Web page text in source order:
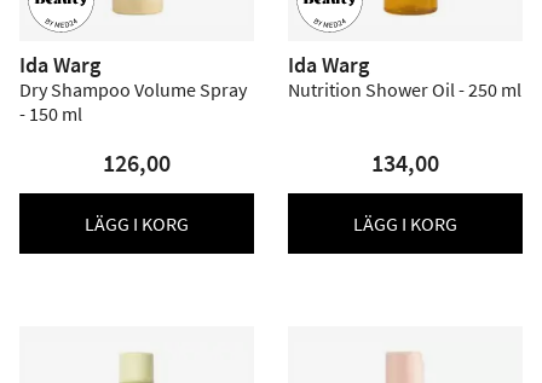
Ida Warg
Dry Shampoo Volume Spray
- 150 ml
126,00
LÄGG I KORG
Ida Warg
Nutrition Shower Oil - 250 ml
134,00
LÄGG I KORG